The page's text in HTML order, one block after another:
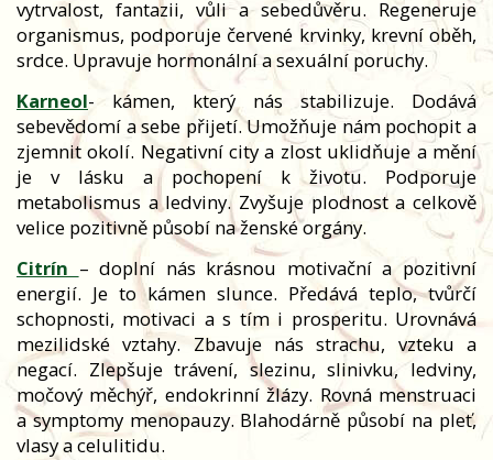
vytrvalost, fantazii, vůli a sebedůvěru. Regeneruje
organismus, podporuje červené krvinky, krevní oběh,
srdce. Upravuje hormonální a sexuální poruchy.
Karneol- kámen, který nás stabilizuje. Dodává
sebevědomí a sebe přijetí. Umožňuje nám pochopit a
zjemnit okolí. Negativní city a zlost uklidňuje a mění
je v lásku a pochopení k životu. Podporuje
metabolismus a ledviny. Zvyšuje plodnost a celkově
velice pozitivně působí na ženské orgány.
Citrín – doplní nás krásnou motivační a pozitivní
energií. Je to kámen slunce. Předává teplo, tvůrčí
schopnosti, motivaci a s tím i prosperitu. Urovnává
mezilidské vztahy. Zbavuje nás strachu, vzteku a
negací. Zlepšuje trávení, slezinu, slinivku, ledviny,
močový měchýř, endokrinní žlázy. Rovná menstruaci
a symptomy menopauzy. Blahodárně působí na pleť,
vlasy a celulitidu.